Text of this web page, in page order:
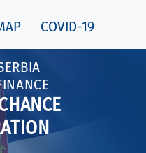
COVID-19